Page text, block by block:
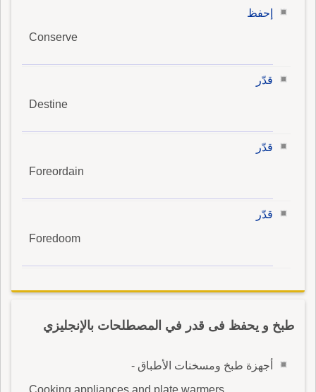
إحفظ
Conserve
قدّر
Destine
قدّر
Foreordain
قدّر
Foredoom
طبخ و يحفظ فى قدر في المصطلحات بالإنجليزي
أجهزة طبخ ومسخنات الأطباق -